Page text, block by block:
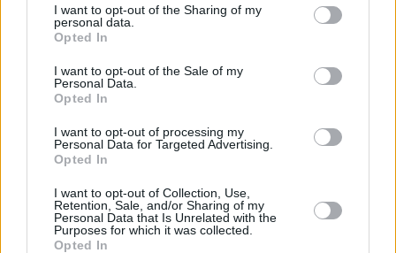
I want to opt-out of the Sharing of my
personal data.
Opted In
I want to opt-out of the Sale of my
Personal Data.
Opted In
I want to opt-out of processing my
Personal Data for Targeted Advertising.
Opted In
I want to opt-out of Collection, Use,
Retention, Sale, and/or Sharing of my
Personal Data that Is Unrelated with the
Purposes for which it was collected.
Opted In
Ετικέτες ΔΕΘ Χατζηδάκης
facebook